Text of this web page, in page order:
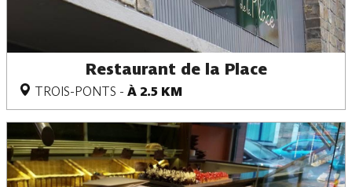
Restaurant de la Place
TROIS-PONTS - À 2.5 KM